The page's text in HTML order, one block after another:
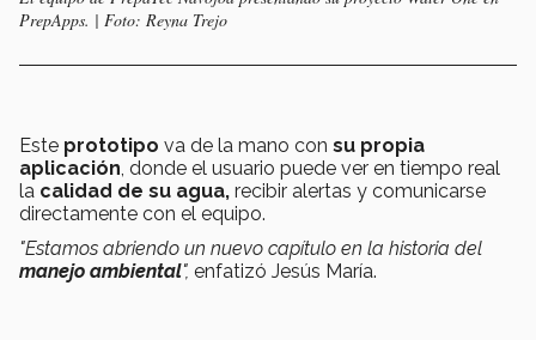
PrepApps. | Foto: Reyna Trejo
Este prototipo va de la mano con su propia
aplicación, donde el usuario puede ver en tiempo real
la calidad de su agua, recibir alertas y comunicarse
directamente con el equipo.
"Estamos abriendo un nuevo capítulo en la historia del
manejo ambiental", enfatizó Jesús María.